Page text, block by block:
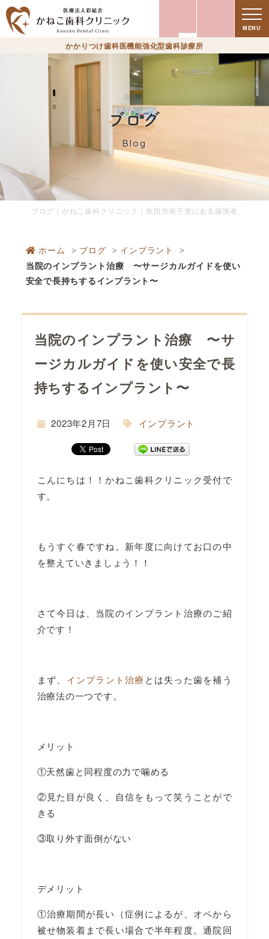
MENU
かかりつけ歯科医機能強化型歯科診療所
ブログ
Blog
ブログ｜かねこ歯科クリニック｜吹田市南千里にある歯医者
ホーム ブログ
インプラント
当院のインプラント治療 〜サージカルガイドを使い
安全で長持ちするインプラント〜
当院のインプラント治療 〜サ
ージカルガイドを使い安全で長
持ちするインプラント〜
2023年2月7日 インプラント
こんにちは！！かねこ歯科クリニック受付で
す。
もうすぐ春ですね。新年度に向けてお口の中
を整えていきましょう！！
さて今日は、当院のインプラント治療のご紹
介です！
まず、 インプラント治療 とは失った歯を補う
治療法の一つです。
メリット
①天然歯と同程度の力で噛める
②見た目が良く、自信をもって笑うことがで
きる
③取り外す面倒がない
デメリット
①治療期間が長い（症例によるが、オペから
被せ物装着まで長い場合で半年程度。通院回